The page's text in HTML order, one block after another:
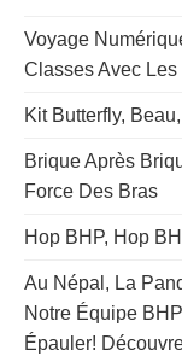
Voyage
Classes Avec Les
Kit Butterfly,
Brique Après
Force Des Bras
Hop BHP, Hop
Au Népal, La
Notre Équipe
Épauler!